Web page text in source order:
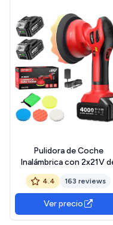
Pulidora de Coche
Inalámbrica con 2x21V
4000 mAh (hasta 6000
RPM), kit de Almohadillas
Pulidores de Coche 6",
para Pulido, Encerado y
Detallado de Vehículos
4.4 163 reviews
Ver precio